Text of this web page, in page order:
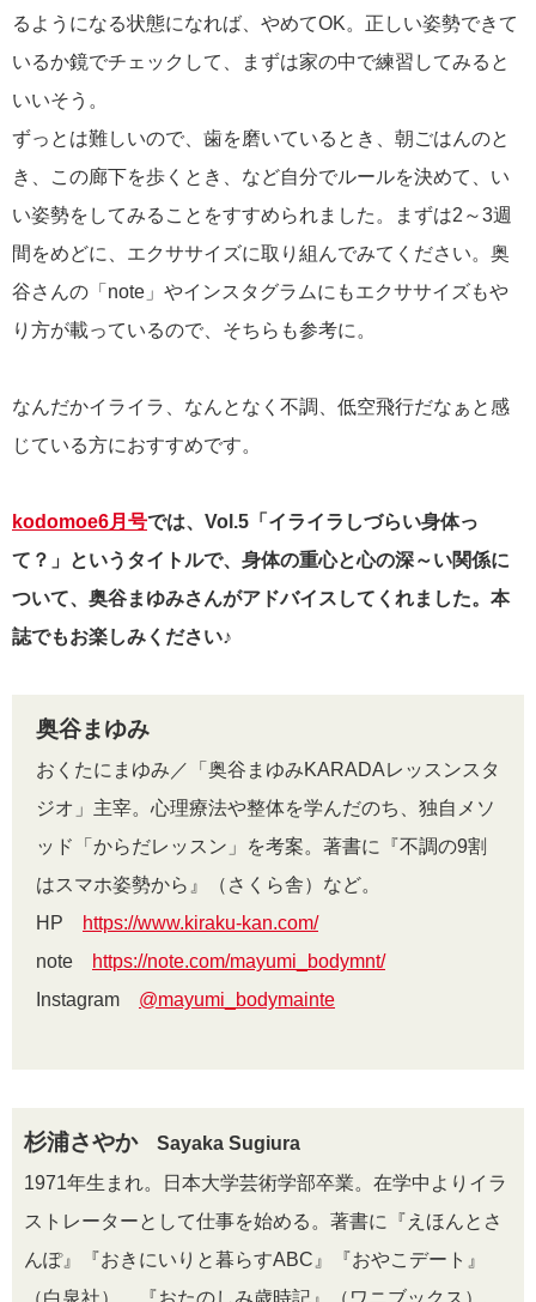
るようになる状態になれば、やめてOK。正しい姿勢できて
いるか鏡でチェックして、まずは家の中で練習してみると
いいそう。
ずっとは難しいので、歯を磨いているとき、朝ごはんのと
き、この廊下を歩くとき、など自分でルールを決めて、い
い姿勢をしてみることをすすめられました。まずは2～3週
間をめどに、エクササイズに取り組んでみてください。奥
谷さんの「note」やインスタグラムにもエクササイズもや
り方が載っているので、そちらも参考に。
なんだかイライラ、なんとなく不調、低空飛行だなぁと感
じている方におすすめです。
kodomoe6月号では、Vol.5「イライラしづらい身体っ
て？」というタイトルで、身体の重心と心の深～い関係に
ついて、奥谷まゆみさんがアドバイスしてくれました。本
誌でもお楽しみください♪
奥谷まゆみ
おくたにまゆみ／「奥谷まゆみKARADAレッスンスタ
ジオ」主宰。心理療法や整体を学んだのち、独自メソ
ッド「からだレッスン」を考案。著書に『不調の9割
はスマホ姿勢から』（さくら舎）など。
HP
https://www.kiraku-kan.com/
note
https://note.com/mayumi_bodymnt/
Instagram @mayumi_bodymainte
杉浦さやかSayaka Sugiura
1971年生まれ。日本大学芸術学部卒業。在学中よりイラ
ストレーターとして仕事を始める。著書に『えほんとさ
んぽ』『おきにいりと暮らすABC』『おやこデート』
（白泉社）、『おたのしみ歳時記』（ワニブックス）、